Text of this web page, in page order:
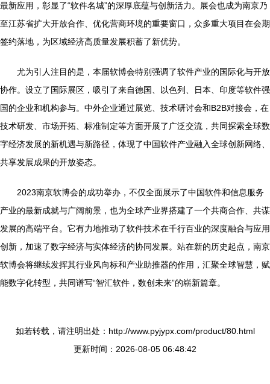
最新应用，彰显了“软件名城”的深厚底蕴与创新活力。展会也成为南京乃
至江苏省扩大开放合作、优化营商环境的重要窗口，众多重大项目在会期
签约落地，为区域经济高质量发展积蓄了新优势。
尤为引人注目的是，本届软博会特别强调了软件产业的国际化与开放
协作。设立了国际展区，吸引了来自德国、以色列、日本、印度等软件强
国的企业和机构参与。中外企业通过展览、技术研讨会和B2B对接会，在
技术研发、市场开拓、标准制定等方面开展了广泛交流，共同探索全球数
字经济发展的新机遇与新路径，体现了中国软件产业融入全球创新网络、
共享发展成果的开放姿态。
2023南京软博会的成功举办，不仅全面展示了中国软件和信息服务
产业的最新成就与广阔前景，也为全球产业界搭建了一个共商合作、共谋
发展的高端平台。它有力地推动了软件技术在千行百业的深度融合与应用
创新，加速了数字经济与实体经济的协同发展。站在新的历史起点，南京
软博会将继续发挥其行业风向标和产业助推器的作用，汇聚全球智慧，赋
能数字化转型，共同谱写“智汇软件，数创未来”的崭新篇章。
如若转载，请注明出处：http://www.pyjypx.com/product/80.html
更新时间：2026-08-05 06:48:42